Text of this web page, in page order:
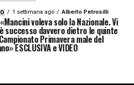
1 settimana ago Alberto Petrosilli
voleva solo la Nazionale. Vi
successo davvero dietro le quinte
Primavera male del
ESCLUSIVA e VIDEO